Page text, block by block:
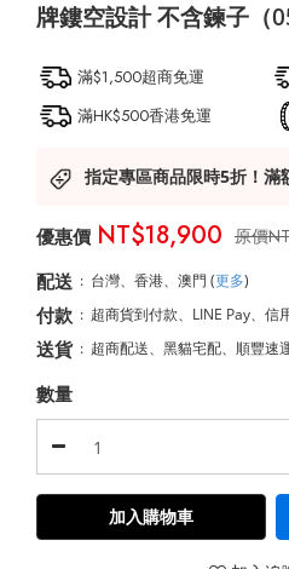
牌鏤空設計 不含鍊子（
滿$1,500超商免運
滿HK$500香港免運
指定專區商品限時5折！滿
NT$18,900
配送 : 台灣、香港、澳門 (更多)
付款 : 超商貨到付款、LINE Pay、信
送貨 : 超商配送、黑貓宅配、順豐速
數量
加入購物車